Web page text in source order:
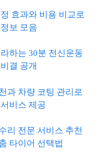
효과와 비용 비교로
보 모음
하는 30분 전신운동
결 공개
과 차량 코팅 관리로
비스 제공
리 전문 서비스 추천
타이어 선택법